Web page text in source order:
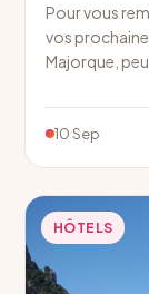
Pour vous
vos
Majorque, peu
10 Sep
HÔTELS